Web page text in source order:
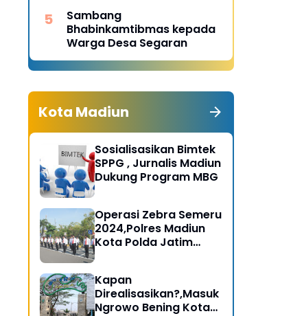
Sambang
Bhabinkamtibmas kepada
Warga Desa Segaran
Kota Madiun
Sosialisasikan Bimtek
SPPG , Jurnalis Madiun
Dukung Program MBG
Operasi Zebra Semeru
2024,Polres Madiun
Kota Polda Jatim
Kapan
Direalisasikan?,Masuk
Ngrowo Bening Kota